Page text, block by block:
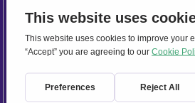
Leave
this
field